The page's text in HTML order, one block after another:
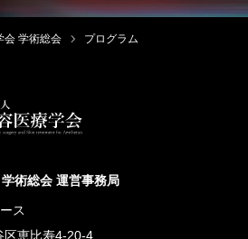
会 学術総会 プログラム
術総会 運営事務局
ス
恵比寿4-20-4